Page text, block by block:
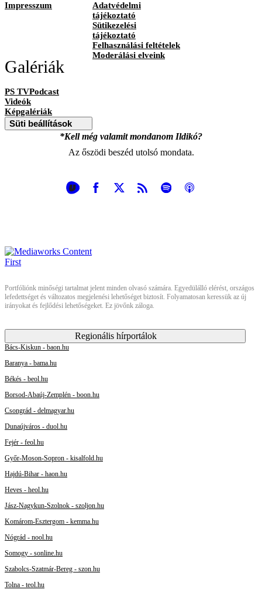
Impresszum
Adatvédelmi
tájékoztató
Sütikezelési
tájékoztató
Felhasználási feltételek
Moderálási elveink
Galériák
PS TVPodcast
Videók
Képgalériák
Süti beállítások
*Kell még valamit mondanom Ildikó?
Az őszödi beszéd utolsó mondata.
Portfóliónk minőségi tartalmat jelent minden olvasó számára. Egyedülálló elérést, országos
lefedettséget és változatos megjelenési lehetőséget biztosít. Folyamatosan keressük az új
irányokat és fejlődési lehetőségeket. Ez jövőnk záloga.
Regionális hírportálok
Bács-Kiskun - baon.hu
Baranya - bama.hu
Békés - beol.hu
Borsod-Abaúj-Zemplén - boon.hu
Csongrád - delmagyar.hu
Dunaújváros - duol.hu
Fejér - feol.hu
Győr-Moson-Sopron - kisalfold.hu
Hajdú-Bihar - haon.hu
Heves - heol.hu
Jász-Nagykun-Szolnok - szoljon.hu
Komárom-Esztergom - kemma.hu
Nógrád - nool.hu
Somogy - sonline.hu
Szabolcs-Szatmár-Bereg - szon.hu
Tolna - teol.hu